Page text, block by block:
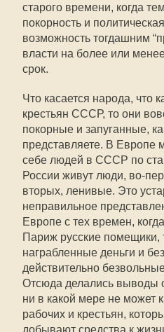
старого времени, когда
покорность и
возможность тогдашним
власти на более или
срок.
Что касается народа, что
крестьян СССР, то они
покорные и запуганные,
представляете. В Европе
себе людей в СССР по
России живут люди, во-
вторых, ленивые. Это
неправильное
Европе с тех времен,
Париж русские помещики,
награбленные деньги и
действительно
Отсюда делались выводы
ни в какой мере не может
рабочих и крестьян,
добывают средства к